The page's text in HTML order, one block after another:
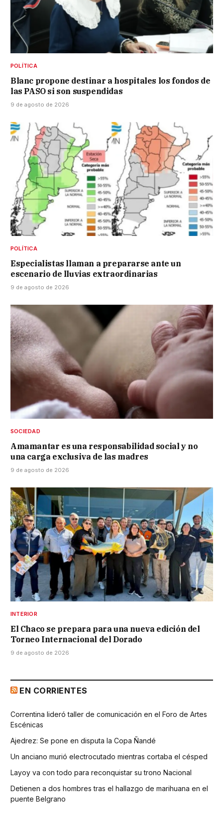
POLÍTICA
Blanc propone destinar a hospitales los fondos de
las PASO si son suspendidas
9 de agosto de 2026
POLÍTICA
Especialistas llaman a prepararse ante un
escenario de lluvias extraordinarias
9 de agosto de 2026
SOCIEDAD
Amamantar es una responsabilidad social y no
una carga exclusiva de las madres
9 de agosto de 2026
INTERIOR
El Chaco se prepara para una nueva edición del
Torneo Internacional del Dorado
9 de agosto de 2026
EN CORRIENTES
Correntina lideró taller de comunicación en el Foro de Artes
Escénicas
Ajedrez: Se pone en disputa la Copa Ñandé
Un anciano murió electrocutado mientras cortaba el césped
Layoy va con todo para reconquistar su trono Nacional
Detienen a dos hombres tras el hallazgo de marihuana en el
puente Belgrano